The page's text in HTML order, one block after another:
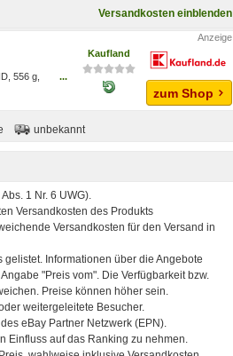
Versandkosten einblenden
556 g,
...
Kaufland
zum Shop
unbekannt